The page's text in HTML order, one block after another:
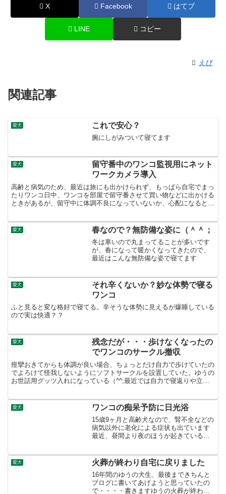
X Facebook はてブ
LINE コピー
えび
関連記事
愛犬 これで安心？
腕にしがみついて寝てます
愛犬
留守番中のワンコ監視用にネット
ワークカメラ導入
高齢と病気のため、最近は旅にも出かけられず、もっぱら自宅でまっ
たりワンコ日中、ワンコを部屋で留守番させて買い物などに出かける
ときがあるが、留守中に体調不良になっていないか、心配になるとき
愛犬 春なので？無防備な姿に（＾＾；
冬は寒いので丸まってることが多いです
が、春になって暖かくなってきたので、
最近はこんな無防備な姿で寝てます
愛犬
それ辛くないか？妙な体勢で寝る
ワンコ
ふと見ると変な格好で寝てる。辛そうな体勢に見えるが爆睡している
ので実は快適？？
愛犬
残念だが・・・歩けなくなったの
でワンコのサークル撤収
痙攣おきてからも体調が良い場合、ちょっとだけ自力で歩けていたの
でよろけて怪我しないようにソフトサークルを設置していた。ゆうの
お世話用グッツ入れになっている（^^;最近では自力で寝返りや立ち
愛犬 ワンコの痴呆予防に日光浴
15歳9ヶ月と高齢犬なので、腎不全などの
病気以外に老化による症状も出ています
最近、昼間より夜のほうが起きている時
に痴呆症の症状が出てもおかしくない。
今は自力ではほとんど...
愛犬 火葬が終わり自宅に戻りました
16年間のゆうの犬生、最後まできちんと
ブログに書いてあげようと思っていたの
で・・・・書きますゆうの火葬が終わり